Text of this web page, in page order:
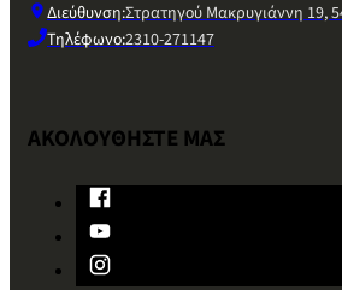
Διεύθυνση:Στρατηγού Μακρυγιάννη 19,
Τηλέφωνο:2310-271147
ΑΚΟΛΟΥΘΗΣΤΕ ΜΑΣ